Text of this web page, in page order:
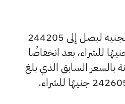
وانخفض سعر الأونصة بالجنيه ليصل إلى 244205
للبيع و242430 جنيهًا للشراء، بعد انخفاضًا
مقارنة بالسعر السابق الذي بلغ